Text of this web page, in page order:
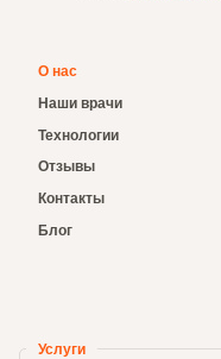
О нас
Наши врачи
Технологии
Отзывы
Контакты
Блог
Услуги